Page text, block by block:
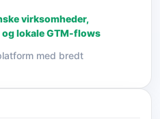
virksomheder,
lokale GTM-flows
med bredt